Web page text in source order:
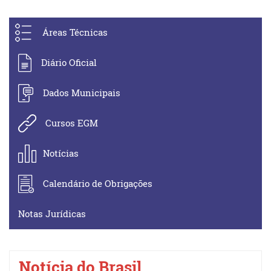
Áreas Técnicas
Diário Oficial
Dados Municipais
Cursos EGM
Notícias
Calendário de Obrigações
Notas Jurídicas
Notícia do Brasil